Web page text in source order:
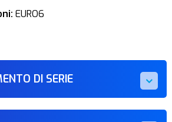
EURO6
DI SERIE